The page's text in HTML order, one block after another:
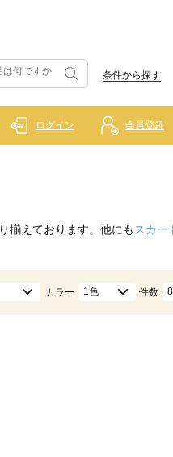
条件から探す
ログイン 会員登録
揃えております。他にも スカー
カラー 1色 件数